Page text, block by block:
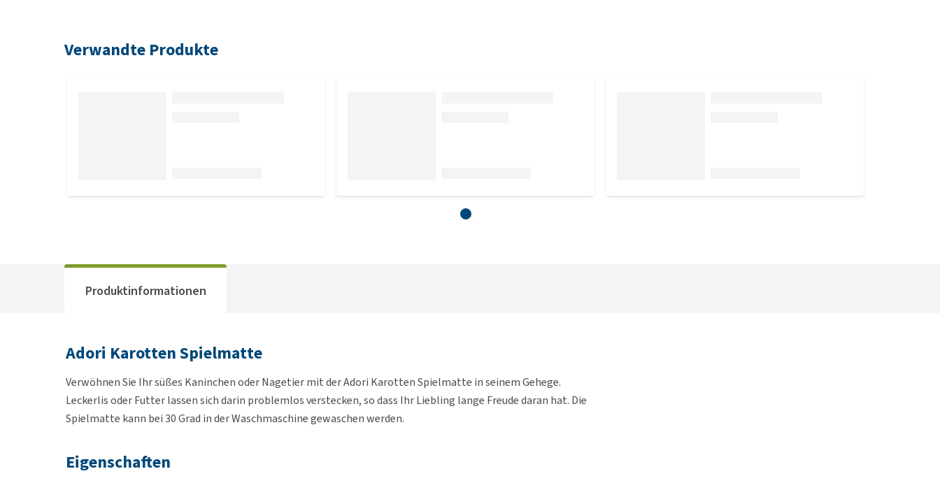
Verwandte Produkte
Produktinformationen
Adori Karotten Spielmatte
Verwöhnen Sie Ihr süßes Kaninchen oder Nagetier mit der Adori Karotten Spielmatte in seinem Gehege.
Leckerlis oder Futter lassen sich darin problemlos verstecken, so dass Ihr Liebling lange Freude daran hat. Die
Spielmatte kann bei 30 Grad in der Waschmaschine gewaschen werden.
Eigenschaften